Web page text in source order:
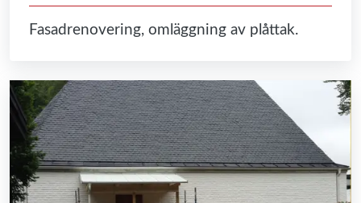
Fasadrenovering, omläggning av plåttak.